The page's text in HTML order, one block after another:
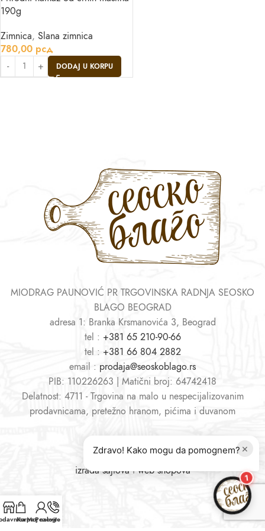
190g
Zimnica, Slana zimnica
780,00 рсд
DODAJ U KORPU
MIODRAG PAUNOVIĆ PR TRGOVINSKA RADNJA SEOSKO
BLAGO BEOGRAD
adresa 1: Branka Krsmanovića 3, Beograd
tel : +381 65 210-90-66
tel : +381 66 804 2882
email : prodaja@seoskoblago.rs
PIB: 110226263 | Matični broj: 64742418
Delatnost: 4711 - Trgovina na malo u nespecijalizovanim
prodavnicama, pretežno hranom, pićima i duvanom
izrada sajtovaiweb shopova
KorpaMoj nalog
Pozovite nas
×
Zdravo! Kako mogu da pomognem?
1